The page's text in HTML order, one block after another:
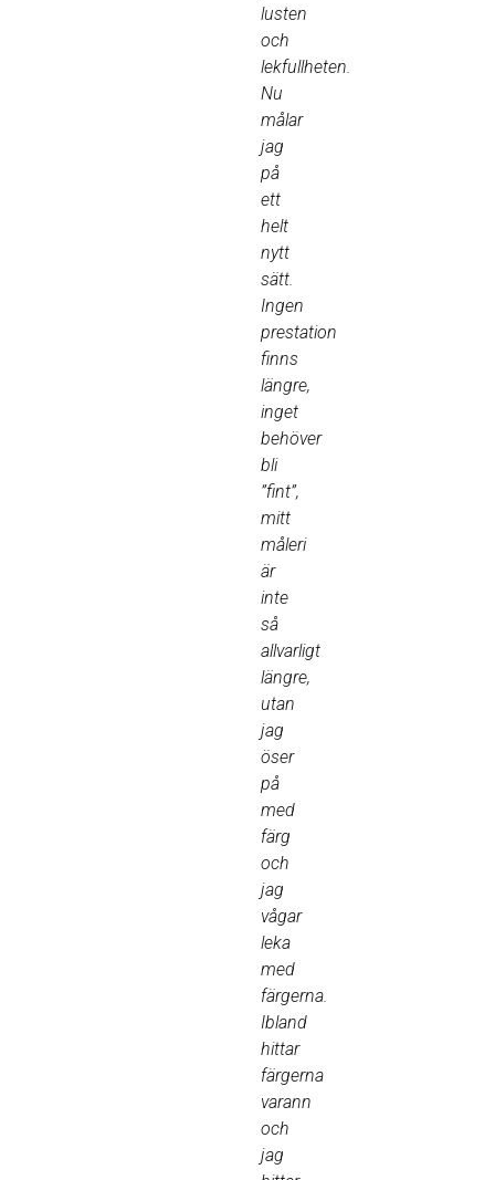
lusten
och
lekfullheten.
Nu
målar
jag
på
ett
helt
nytt
sätt.
Ingen
prestation
finns
längre,
inget
behöver
bli
”fint”,
mitt
måleri
är
inte
så
allvarligt
längre,
utan
jag
öser
på
med
färg
och
jag
vågar
leka
med
färgerna.
Ibland
hittar
färgerna
varann
och
jag